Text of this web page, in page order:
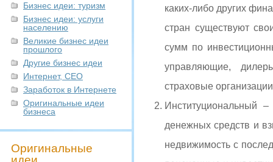
Бизнес идеи: туризм
Бизнес идеи: услуги
населению
Великие бизнес идеи
прошлого
Другие бизнес идеи
Интернет, СЕО
Заработок в Интернете
Оригинальные идеи
бизнеса
Оригинальные
каких-либо других
стран существуют
сумм по
управляющие,
страховые
Институциональный
денежных средств и
недвижимость с